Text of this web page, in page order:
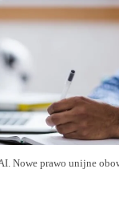
Nowe prawo unijne